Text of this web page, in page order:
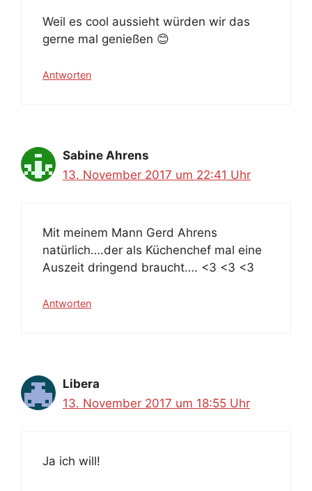
Weil es cool aussieht würden wir das
gerne mal genießen 😊
Antworten
Sabine Ahrens
13. November 2017 um 22:41 Uhr
Mit meinem Mann Gerd Ahrens
natürlich….der als Küchenchef mal eine
Auszeit dringend braucht…. <3 <3 <3
Antworten
Libera
13. November 2017 um 18:55 Uhr
Ja ich will!